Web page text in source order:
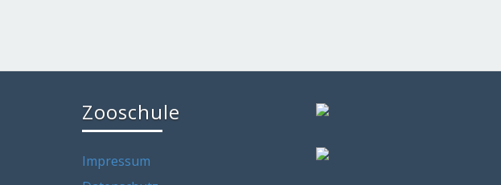
Zooschule
Impressum